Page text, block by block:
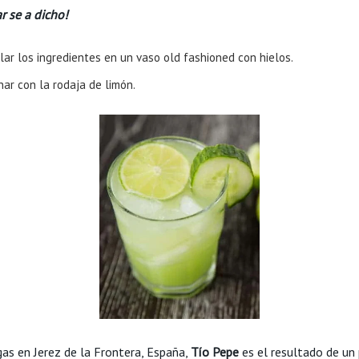
se a dicho!
los ingredientes en un vaso old fashioned con hielos.
con la rodaja de limón.
en Jerez de la Frontera, España, Tío Pepe es el resultado de